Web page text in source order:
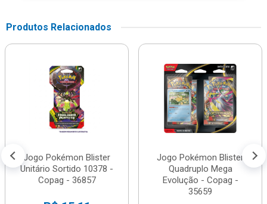
Produtos Relacionados
Jogo Pokémon Blister
Unitário Sortido 10378 -
Copag - 36857
Jogo Pokémon Blister
Quadruplo Mega
Evolução - Copag -
35659